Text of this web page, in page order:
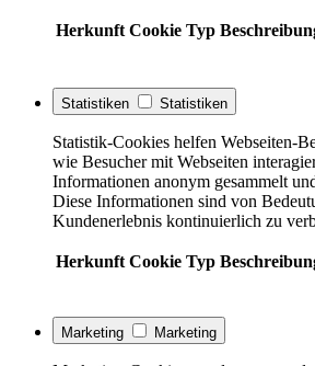
Herkunft Cookie Typ
Statistiken Statistiken
Statistik-Cookies helfen Webseiten-
wie Besucher mit Webseiten
Informationen anonym gesammelt
Diese Informationen sind von
Kundenerlebnis kontinuierlich zu
Herkunft Cookie Typ
Marketing Marketing